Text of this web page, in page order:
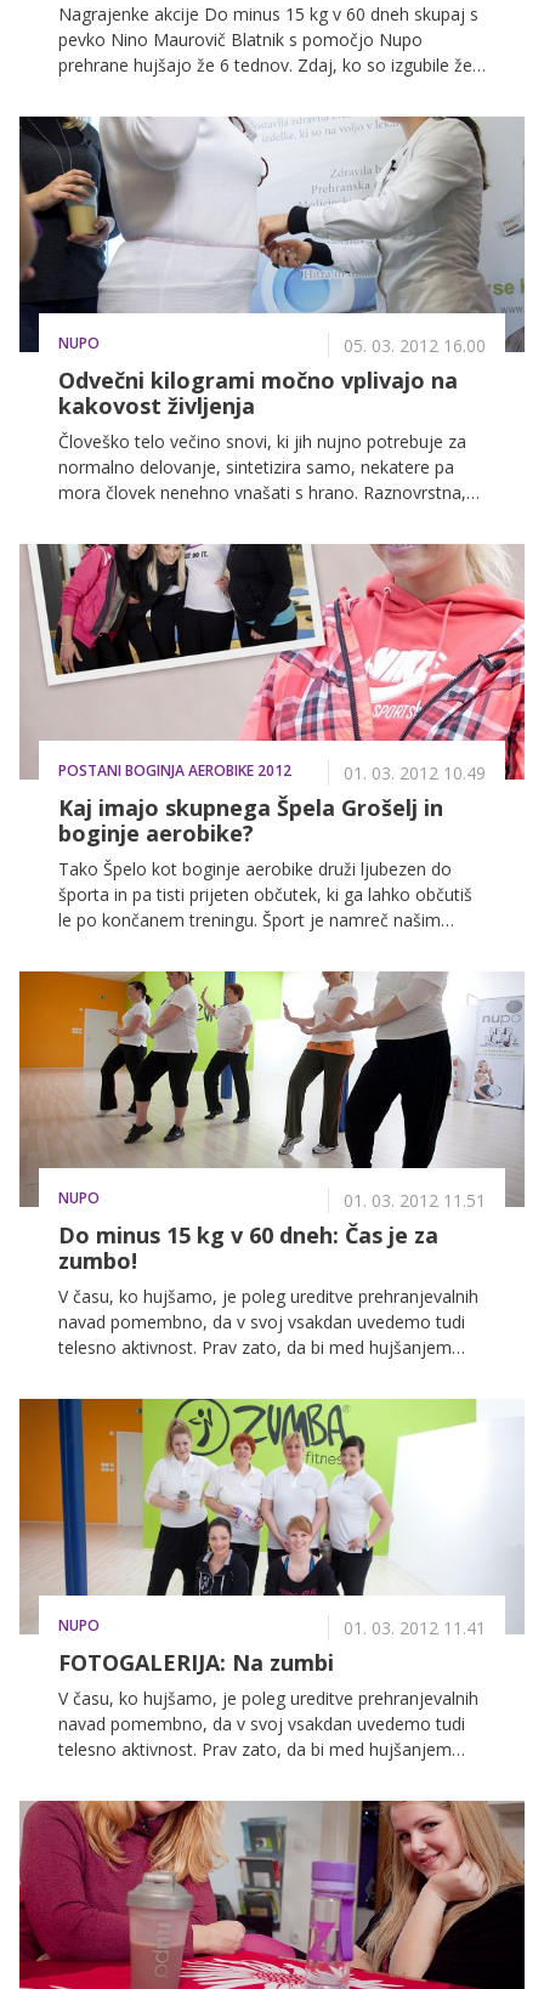
Nagrajenke akcije Do minus 15 kg v 60 dneh skupaj s
pevko Nino Maurovič Blatnik s pomočjo Nupo
prehrane hujšajo že 6 tednov. Zdaj, ko so izgubile že
Prejšnji teden so se preizkusile na treningu zumbe,
tokrat pa so skupaj z več sto-glavo množico zaplesale
kar na konvenciji aerobike, kjer se jim je pridružila tudi
Špela Grošelj.
NUPO 05. 03. 2012 16.00
Odvečni kilogrami močno vplivajo na
kakovost življenja
Človeško telo večino snovi, ki jih nujno potrebuje za
normalno delovanje, sintetizira samo, nekatere pa
mora človek nenehno vnašati s hrano. Raznovrstna,
nadvse pomembna tudi za zdravje las, nohtov in kože.
POSTANI BOGINJA AEROBIKE 2012 01. 03. 2012 10.49
Kaj imajo skupnega Špela Grošelj in
boginje aerobike?
Tako Špelo kot boginje aerobike druži ljubezen do
športa in pa tisti prijeten občutek, ki ga lahko občutiš
le po končanem treningu. Šport je namreč našim
treninge po končani akciji zelo pogrešale. Pred njimi je
le še zaključno dejanje – udeležba na 16. dnevu
aerobike in pa nastop na velikem odru, kjer bodo
dokazale, da je komisija med 272 dekleti izbrala pravih
pet boginj.
NUPO 01. 03. 2012 11.51
Do minus 15 kg v 60 dneh: Čas je za
zumbo!
V času, ko hujšamo, je poleg ureditve prehranjevalnih
navad pomembno, da v svoj vsakdan uvedemo tudi
telesno aktivnost. Prav zato, da bi med hujšanjem
aktivnostmi začele ukvarjati tudi nagrajenke akcije Do
minus 15 kg v 60 dneh, ki z Nupo prehrano že pet
tednov pridno izgubljajo odvečne kilograme. Skupaj
smo se odpravili najprej na tehtanje in meritve v
lekarno, nato pa še na zabavni trening zumbe z
inštruktoricama Viktorijo Manzinni in Jeleno Izlakar.
NUPO 01. 03. 2012 11.41
FOTOGALERIJA: Na zumbi
V času, ko hujšamo, je poleg ureditve prehranjevalnih
navad pomembno, da v svoj vsakdan uvedemo tudi
telesno aktivnost. Prav zato, da bi med hujšanjem
aktivnostmi začele ukvarjati tudi nagrajenke akcije Do
minus 15 kg v 60 dneh, ki z Nupo prehrano že pet
tednov pridno izgubljajo odvečne kilograme. Skupaj
smo se odpravili najprej na tehtanje in meritve v
lekarno, nato pa še na zabavni trening zumbe z
inštruktoricama Viktorijo Manzinni in Jeleno Izlakar.